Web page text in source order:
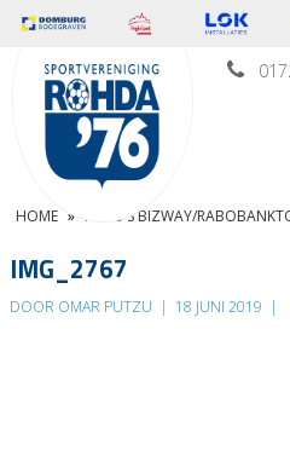
HOME » FOTO’S BIZWAY/
IMG_2767
DOOR OMAR PUTZU | 18 JUNI 2019 |